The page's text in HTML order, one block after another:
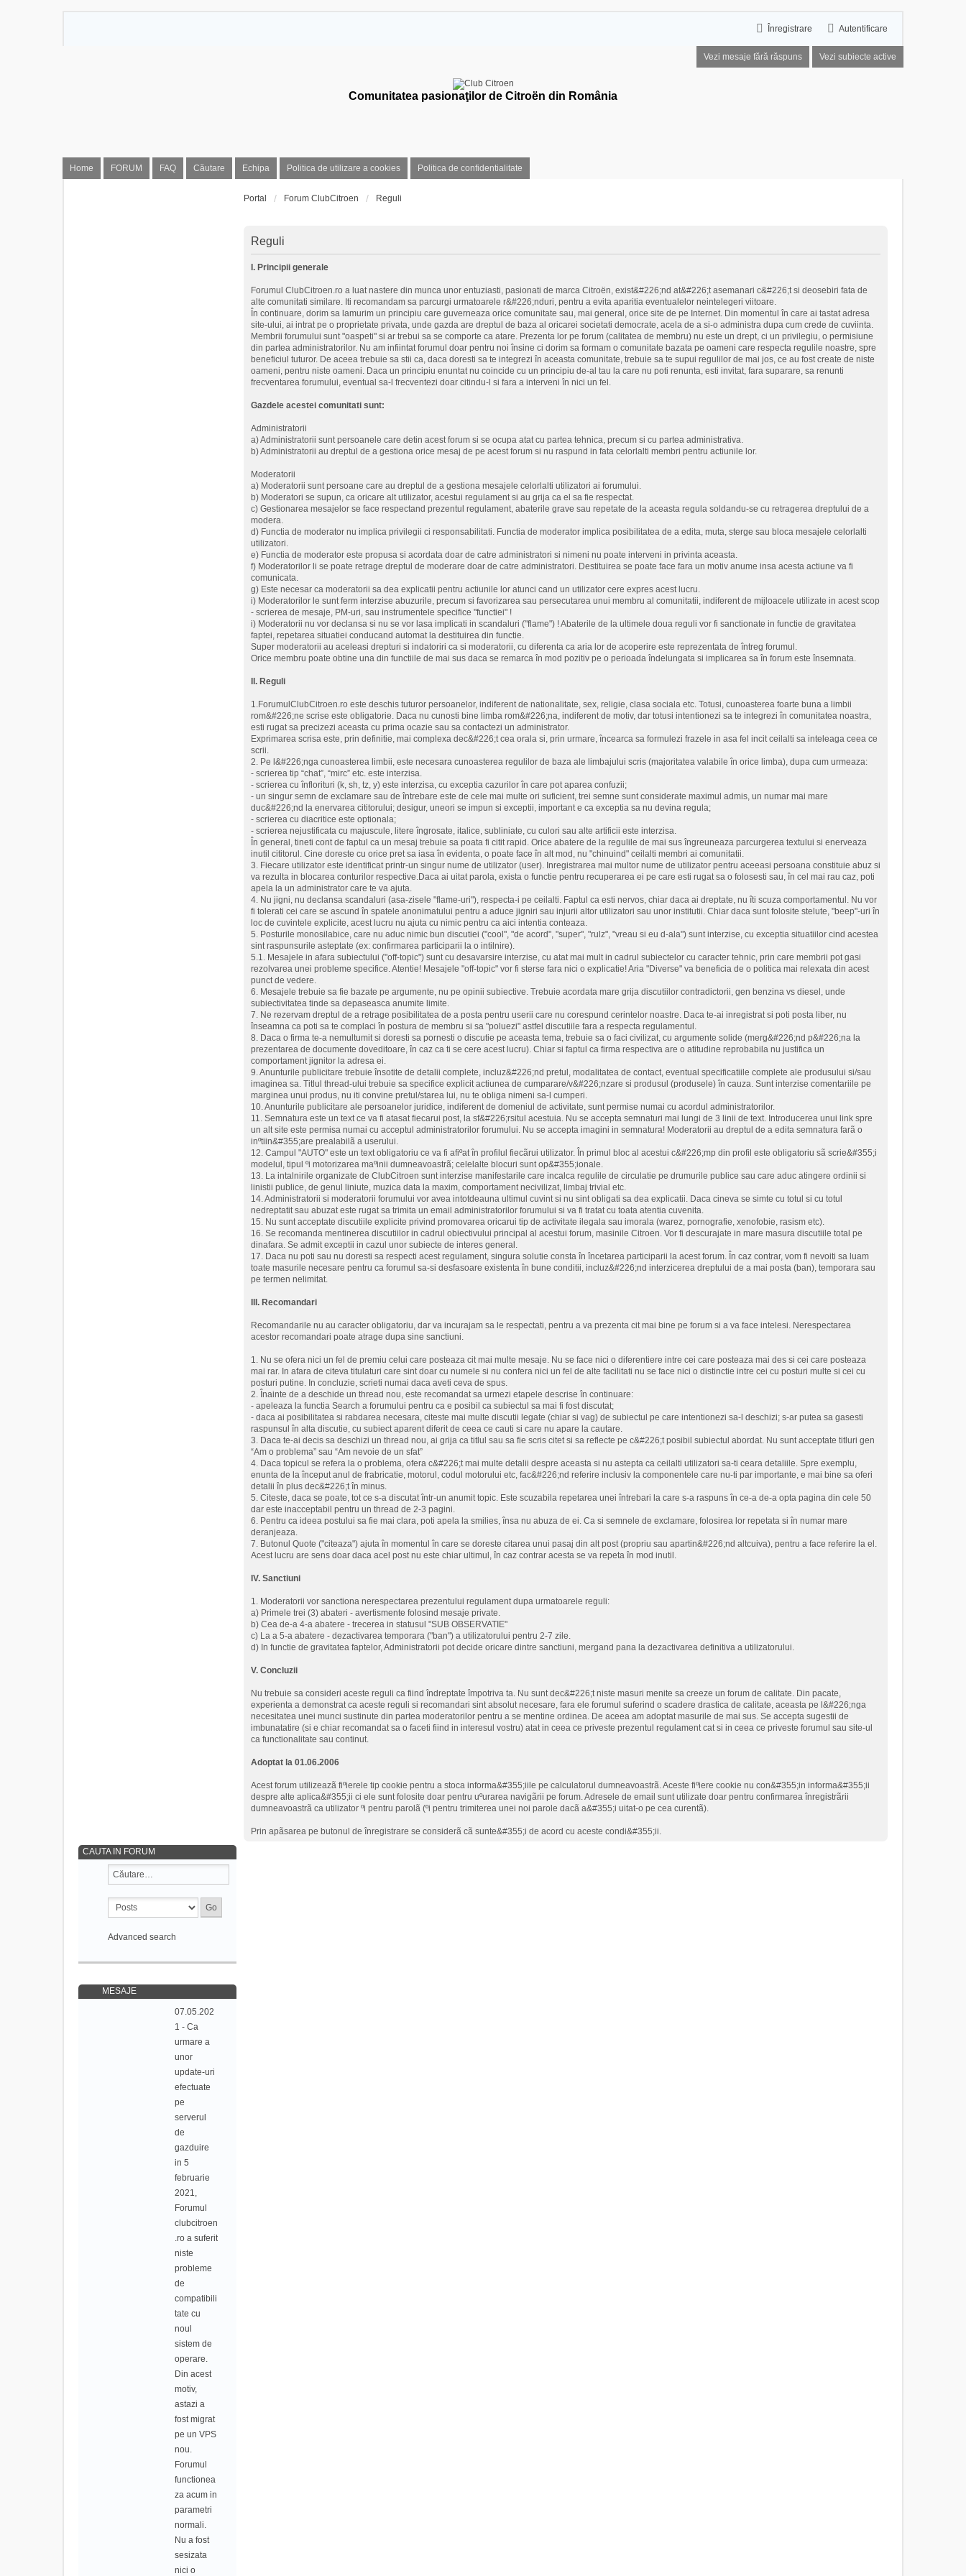
Autentificare
Înregistrare
Vezi mesaje fără răspuns Vezi subiecte active
Home FORUM FAQ Căutare Echipa Politica de utilizare a cookies Politica de confidentialitate
Comunitatea pasionaţilor de Citroën din România
Portal Forum ClubCitroen Reguli
Reguli
I. Principii generale
Forumul ClubCitroen.ro a luat nastere din munca unor entuziasti, pasionati de marca Citroën, exist&#226;nd at&#226;t asemanari c&#226;t si deosebiri fata de
alte comunitati similare. Iti recomandam sa parcurgi urmatoarele r&#226;nduri, pentru a evita aparitia eventualelor neintelegeri viitoare.
În continuare, dorim sa lamurim un principiu care guverneaza orice comunitate sau, mai general, orice site de pe Internet. Din momentul în care ai tastat adresa
site-ului, ai intrat pe o proprietate privata, unde gazda are dreptul de baza al oricarei societati democrate, acela de a si-o administra dupa cum crede de cuviinta.
Membrii forumului sunt "oaspeti" si ar trebui sa se comporte ca atare. Prezenta lor pe forum (calitatea de membru) nu este un drept, ci un privilegiu, o permisiune
din partea administratorilor. Nu am infiintat forumul doar pentru noi însine ci dorim sa formam o comunitate bazata pe oameni care respecta regulile noastre, spre
beneficiul tuturor. De aceea trebuie sa stii ca, daca doresti sa te integrezi în aceasta comunitate, trebuie sa te supui regulilor de mai jos, ce au fost create de niste
oameni, pentru niste oameni. Daca un principiu enuntat nu coincide cu un principiu de-al tau la care nu poti renunta, esti invitat, fara suparare, sa renunti
frecventarea forumului, eventual sa-l frecventezi doar citindu-l si fara a interveni în nici un fel.
Gazdele acestei comunitati sunt:
Administratorii
a) Administratorii sunt persoanele care detin acest forum si se ocupa atat cu partea tehnica, precum si cu partea administrativa.
b) Administratorii au dreptul de a gestiona orice mesaj de pe acest forum si nu raspund in fata celorlalti membri pentru actiunile lor.
Moderatorii
a) Moderatorii sunt persoane care au dreptul de a gestiona mesajele celorlalti utilizatori ai forumului.
b) Moderatori se supun, ca oricare alt utilizator, acestui regulament si au grija ca el sa fie respectat.
c) Gestionarea mesajelor se face respectand prezentul regulament, abaterile grave sau repetate de la aceasta regula soldandu-se cu retragerea dreptului de a
modera.
d) Functia de moderator nu implica privilegii ci responsabilitati. Functia de moderator implica posibilitatea de a edita, muta, sterge sau bloca mesajele celorlalti
utilizatori.
e) Functia de moderator este propusa si acordata doar de catre administratori si nimeni nu poate interveni in privinta aceasta.
f) Moderatorilor li se poate retrage dreptul de moderare doar de catre administratori. Destituirea se poate face fara un motiv anume insa acesta actiune va fi
comunicata.
g) Este necesar ca moderatorii sa dea explicatii pentru actiunile lor atunci cand un utilizator cere expres acest lucru.
i) Moderatorilor le sunt ferm interzise abuzurile, precum si favorizarea sau persecutarea unui membru al comunitatii, indiferent de mijloacele utilizate in acest scop
- scrierea de mesaje, PM-uri, sau instrumentele specifice "functiei" !
i) Moderatorii nu vor declansa si nu se vor lasa implicati in scandaluri ("flame") ! Abaterile de la ultimele doua reguli vor fi sanctionate in functie de gravitatea
faptei, repetarea situatiei conducand automat la destituirea din functie.
Super moderatorii au aceleasi drepturi si indatoriri ca si moderatorii, cu diferenta ca aria lor de acoperire este reprezentata de întreg forumul.
Orice membru poate obtine una din functiile de mai sus daca se remarca în mod pozitiv pe o perioada îndelungata si implicarea sa în forum este însemnata.
II. Reguli
1.ForumulClubCitroen.ro este deschis tuturor persoanelor, indiferent de nationalitate, sex, religie, clasa sociala etc. Totusi, cunoasterea foarte buna a limbii
rom&#226;ne scrise este obligatorie. Daca nu cunosti bine limba rom&#226;na, indiferent de motiv, dar totusi intentionezi sa te integrezi în comunitatea noastra,
esti rugat sa precizezi aceasta cu prima ocazie sau sa contactezi un administrator.
Exprimarea scrisa este, prin definitie, mai complexa dec&#226;t cea orala si, prin urmare, încearca sa formulezi frazele in asa fel incit ceilalti sa inteleaga ceea ce
scrii.
2. Pe l&#226;nga cunoasterea limbii, este necesara cunoasterea regulilor de baza ale limbajului scris (majoritatea valabile în orice limba), dupa cum urmeaza:
- scrierea tip “chat”, “mirc” etc. este interzisa.
- scrierea cu înflorituri (k, sh, tz, y) este interzisa, cu exceptia cazurilor în care pot aparea confuzii;
- un singur semn de exclamare sau de întrebare este de cele mai multe ori suficient, trei semne sunt considerate maximul admis, un numar mai mare
duc&#226;nd la enervarea cititorului; desigur, uneori se impun si exceptii, important e ca exceptia sa nu devina regula;
- scrierea cu diacritice este optionala;
- scrierea nejustificata cu majuscule, litere îngrosate, italice, subliniate, cu culori sau alte artificii este interzisa.
În general, tineti cont de faptul ca un mesaj trebuie sa poata fi citit rapid. Orice abatere de la regulile de mai sus îngreuneaza parcurgerea textului si enerveaza
inutil cititorul. Cine doreste cu orice pret sa iasa în evidenta, o poate face în alt mod, nu "chinuind" ceilalti membri ai comunitatii.
3. Fiecare utilizator este identificat printr-un singur nume de utilizator (user). Inregistrarea mai multor nume de utilizator pentru aceeasi persoana constituie abuz si
va rezulta in blocarea conturilor respective.Daca ai uitat parola, exista o functie pentru recuperarea ei pe care esti rugat sa o folosesti sau, în cel mai rau caz, poti
apela la un administrator care te va ajuta.
4. Nu jigni, nu declansa scandaluri (asa-zisele "flame-uri"), respecta-i pe ceilalti. Faptul ca esti nervos, chiar daca ai dreptate, nu îti scuza comportamentul. Nu vor
fi tolerati cei care se ascund în spatele anonimatului pentru a aduce jigniri sau injurii altor utilizatori sau unor institutii. Chiar daca sunt folosite stelute, "beep"-uri în
loc de cuvintele explicite, acest lucru nu ajuta cu nimic pentru ca aici intentia conteaza.
5. Posturile monosilabice, care nu aduc nimic bun discutiei ("cool", "de acord", "super", "rulz", "vreau si eu d-ala") sunt interzise, cu exceptia situatiilor cind acestea
sint raspunsurile asteptate (ex: confirmarea participarii la o intilnire).
5.1. Mesajele in afara subiectului ("off-topic") sunt cu desavarsire interzise, cu atat mai mult in cadrul subiectelor cu caracter tehnic, prin care membrii pot gasi
rezolvarea unei probleme specifice. Atentie! Mesajele "off-topic" vor fi sterse fara nici o explicatie! Aria "Diverse" va beneficia de o politica mai relexata din acest
punct de vedere.
6. Mesajele trebuie sa fie bazate pe argumente, nu pe opinii subiective. Trebuie acordata mare grija discutiilor contradictorii, gen benzina vs diesel, unde
subiectivitatea tinde sa depaseasca anumite limite.
7. Ne rezervam dreptul de a retrage posibilitatea de a posta pentru userii care nu corespund cerintelor noastre. Daca te-ai inregistrat si poti posta liber, nu
înseamna ca poti sa te complaci în postura de membru si sa "poluezi" astfel discutiile fara a respecta regulamentul.
8. Daca o firma te-a nemultumit si doresti sa pornesti o discutie pe aceasta tema, trebuie sa o faci civilizat, cu argumente solide (merg&#226;nd p&#226;na la
prezentarea de documente doveditoare, în caz ca ti se cere acest lucru). Chiar si faptul ca firma respectiva are o atitudine reprobabila nu justifica un
comportament jignitor la adresa ei.
9. Anunturile publicitare trebuie însotite de detalii complete, incluz&#226;nd pretul, modalitatea de contact, eventual specificatiile complete ale produsului si/sau
imaginea sa. Titlul thread-ului trebuie sa specifice explicit actiunea de cumparare/v&#226;nzare si produsul (produsele) în cauza. Sunt interzise comentariile pe
marginea unui produs, nu iti convine pretul/starea lui, nu te obliga nimeni sa-l cumperi.
10. Anunturile publicitare ale persoanelor juridice, indiferent de domeniul de activitate, sunt permise numai cu acordul administratorilor.
11. Semnatura este un text ce va fi atasat fiecarui post, la sf&#226;rsitul acestuia. Nu se accepta semnaturi mai lungi de 3 linii de text. Introducerea unui link spre
un alt site este permisa numai cu acceptul administratorilor forumului. Nu se accepta imagini in semnatura! Moderatorii au dreptul de a edita semnatura farã o
inºtiin&#355;are prealabilã a userului.
12. Campul "AUTO" este un text obligatoriu ce va fi afiºat în profilul fiecãrui utilizator. În primul bloc al acestui c&#226;mp din profil este obligatoriu sã scrie&#355;i
modelul, tipul ºi motorizarea maºinii dumneavoastrã; celelalte blocuri sunt op&#355;ionale.
13. La intalnirile organizate de ClubCitroen sunt interzise manifestarile care incalca regulile de circulatie pe drumurile publice sau care aduc atingere ordinii si
linistii publice, de genul liniute, muzica data la maxim, comportament necivilizat, limbaj trivial etc.
14. Administratorii si moderatorii forumului vor avea intotdeauna ultimul cuvint si nu sint obligati sa dea explicatii. Daca cineva se simte cu totul si cu totul
nedreptatit sau abuzat este rugat sa trimita un email administratorilor forumului si va fi tratat cu toata atentia cuvenita.
15. Nu sunt acceptate discutiile explicite privind promovarea oricarui tip de activitate ilegala sau imorala (warez, pornografie, xenofobie, rasism etc).
16. Se recomanda mentinerea discutiilor in cadrul obiectivului principal al acestui forum, masinile Citroen. Vor fi descurajate in mare masura discutiile total pe
dinafara. Se admit exceptii in cazul unor subiecte de interes general.
17. Daca nu poti sau nu doresti sa respecti acest regulament, singura solutie consta în încetarea participarii la acest forum. În caz contrar, vom fi nevoiti sa luam
toate masurile necesare pentru ca forumul sa-si desfasoare existenta în bune conditii, incluz&#226;nd interzicerea dreptului de a mai posta (ban), temporara sau
pe termen nelimitat.
III. Recomandari
Recomandarile nu au caracter obligatoriu, dar va incurajam sa le respectati, pentru a va prezenta cit mai bine pe forum si a va face intelesi. Nerespectarea
acestor recomandari poate atrage dupa sine sanctiuni.
1. Nu se ofera nici un fel de premiu celui care posteaza cit mai multe mesaje. Nu se face nici o diferentiere intre cei care posteaza mai des si cei care posteaza
mai rar. In afara de citeva titulaturi care sint doar cu numele si nu confera nici un fel de alte facilitati nu se face nici o distinctie intre cei cu posturi multe si cei cu
posturi putine. In concluzie, scrieti numai daca aveti ceva de spus.
2. Înainte de a deschide un thread nou, este recomandat sa urmezi etapele descrise în continuare:
- apeleaza la functia Search a forumului pentru ca e posibil ca subiectul sa mai fi fost discutat;
- daca ai posibilitatea si rabdarea necesara, citeste mai multe discutii legate (chiar si vag) de subiectul pe care intentionezi sa-l deschizi; s-ar putea sa gasesti
raspunsul în alta discutie, cu subiect aparent diferit de ceea ce cauti si care nu apare la cautare.
3. Daca te-ai decis sa deschizi un thread nou, ai grija ca titlul sau sa fie scris citet si sa reflecte pe c&#226;t posibil subiectul abordat. Nu sunt acceptate titluri gen
“Am o problema” sau “Am nevoie de un sfat”
4. Daca topicul se refera la o problema, ofera c&#226;t mai multe detalii despre aceasta si nu astepta ca ceilalti utilizatori sa-ti ceara detaliile. Spre exemplu,
enunta de la început anul de frabricatie, motorul, codul motorului etc, fac&#226;nd referire inclusiv la componentele care nu-ti par importante, e mai bine sa oferi
detalii în plus dec&#226;t în minus.
5. Citeste, daca se poate, tot ce s-a discutat într-un anumit topic. Este scuzabila repetarea unei întrebari la care s-a raspuns în ce-a de-a opta pagina din cele 50
dar este inacceptabil pentru un thread de 2-3 pagini.
6. Pentru ca ideea postului sa fie mai clara, poti apela la smilies, însa nu abuza de ei. Ca si semnele de exclamare, folosirea lor repetata si în numar mare
deranjeaza.
7. Butonul Quote ("citeaza") ajuta în momentul în care se doreste citarea unui pasaj din alt post (propriu sau apartin&#226;nd altcuiva), pentru a face referire la el.
Acest lucru are sens doar daca acel post nu este chiar ultimul, în caz contrar acesta se va repeta în mod inutil.
IV. Sanctiuni
1. Moderatorii vor sanctiona nerespectarea prezentului regulament dupa urmatoarele reguli:
a) Primele trei (3) abateri - avertismente folosind mesaje private.
b) Cea de-a 4-a abatere - trecerea in statusul "SUB OBSERVATIE"
c) La a 5-a abatere - dezactivarea temporara ("ban") a utilizatorului pentru 2-7 zile.
d) In functie de gravitatea faptelor, Administratorii pot decide oricare dintre sanctiuni, mergand pana la dezactivarea definitiva a utilizatorului.
V. Concluzii
Nu trebuie sa consideri aceste reguli ca fiind îndreptate împotriva ta. Nu sunt dec&#226;t niste masuri menite sa creeze un forum de calitate. Din pacate,
experienta a demonstrat ca aceste reguli si recomandari sint absolut necesare, fara ele forumul suferind o scadere drastica de calitate, aceasta pe l&#226;nga
necesitatea unei munci sustinute din partea moderatorilor pentru a se mentine ordinea. De aceea am adoptat masurile de mai sus. Se accepta sugestii de
imbunatatire (si e chiar recomandat sa o faceti fiind in interesul vostru) atat in ceea ce priveste prezentul regulament cat si in ceea ce priveste forumul sau site-ul
ca functionalitate sau continut.
Adoptat la 01.06.2006
Acest forum utilizeazã fiºierele tip cookie pentru a stoca informa&#355;iile pe calculatorul dumneavoastrã. Aceste fiºiere cookie nu con&#355;in informa&#355;ii
despre alte aplica&#355;ii ci ele sunt folosite doar pentru uºurarea navigãrii pe forum. Adresele de email sunt utilizate doar pentru confirmarea înregistrãrii
dumneavoastrã ca utilizator ºi pentru parolã (ºi pentru trimiterea unei noi parole dacã a&#355;i uitat-o pe cea curentã).
Prin apãsarea pe butonul de înregistrare se considerã cã sunte&#355;i de acord cu aceste condi&#355;ii.
CAUTA IN FORUM
Advanced search
MESAJE
07.05.202
1 - Ca
urmare a
unor
update-uri
efectuate
pe
serverul
de
gazduire
in 5
februarie
2021,
Forumul
clubcitroen
.ro a suferit
niste
probleme
de
compatibili
tate cu
noul
sistem de
operare.
Din acest
motiv,
astazi a
fost migrat
pe un VPS
nou.
Forumul
functionea
za acum in
parametri
normali.
Nu a fost
sesizata
nici o